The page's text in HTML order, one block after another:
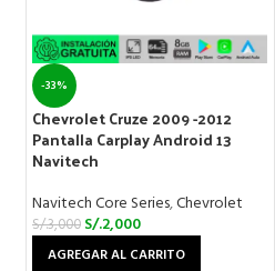
-33%
Chevrolet Cruze 2009 -2012
Pantalla Carplay Android 13
Navitech
Navitech Core Series,Chevrolet
S/.3,000 S/.2,000
AGREGAR AL CARRITO